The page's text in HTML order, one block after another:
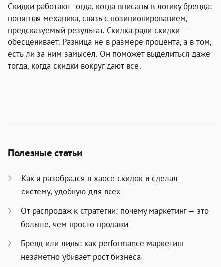
Скидки работают тогда, когда вписаны в логику бренда:
понятная механика, связь с позиционированием,
предсказуемый результат. Скидка ради скидки —
обесценивает. Разница не в размере процента, а в том,
есть ли за ним замысел. Он поможет выделиться даже
тогда, когда скидки вокруг дают все.
Полезные статьи
Как я разобрался в хаосе скидок и сделал
систему, удобную для всех
От распродаж к стратегии: почему маркетинг — это
больше, чем просто продажи
Бренд или лиды: как performance-маркетинг
незаметно убивает рост бизнеса